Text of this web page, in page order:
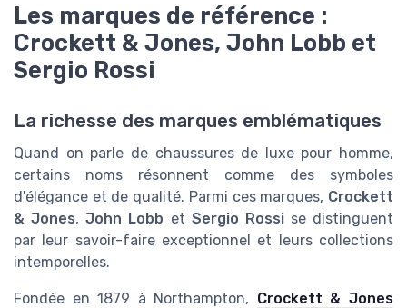
Les marques de référence :
Crockett & Jones, John Lobb et
Sergio Rossi
La richesse des marques emblématiques
Quand on parle de chaussures de luxe pour homme,
certains noms résonnent comme des symboles
d'élégance et de qualité. Parmi ces marques, Crockett
& Jones,John Lobb et Sergio Rossise distinguent
par leur savoir-faire exceptionnel et leurs collections
intemporelles.
Fondée en 1879 à Northampton, Crockett & Jones